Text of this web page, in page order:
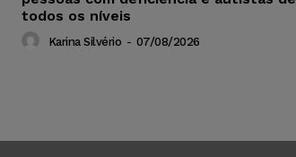
todos os níveis
Karina Silvério - 07/08/2026